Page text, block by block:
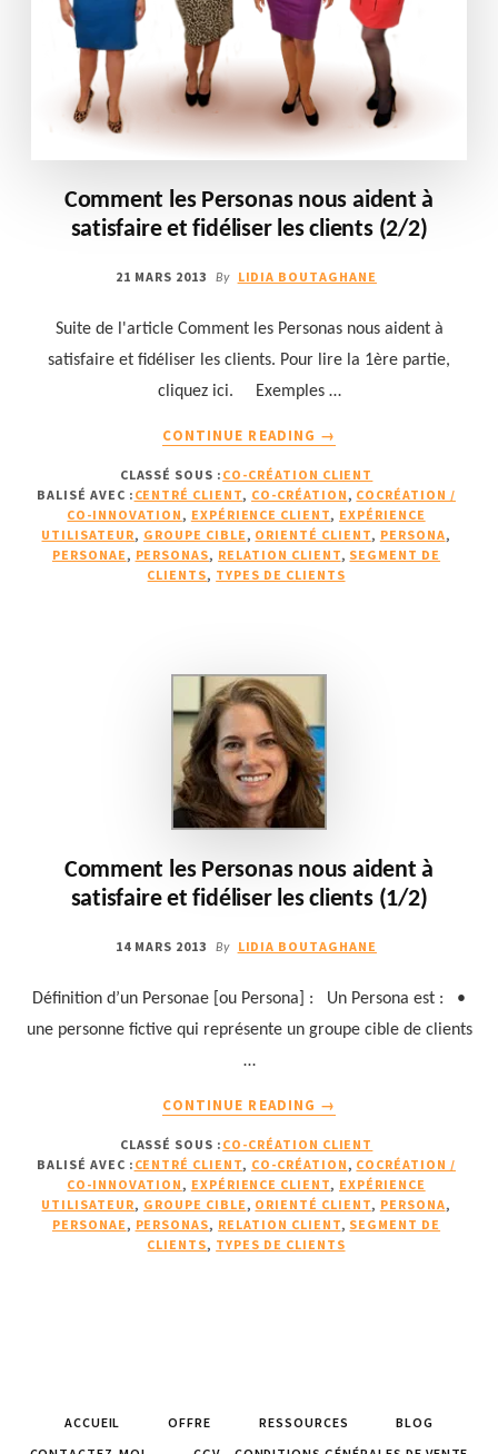
Comment les Personas nous aident à
satisfaire et fidéliser les clients (2/2)
21 MARS 2013 By LIDIA BOUTAGHANE
Suite de l'article Comment les Personas nous aident à
satisfaire et fidéliser les clients. Pour lire la 1ère partie,
cliquez ici. Exemples …
CONTINUE READING
LES
PERSONAS
NOUS
AIDENT
À
LES
(2/2)
→
CLASSÉ SOUS : CO-CRÉATION CLIENT
BALISÉ AVEC : CENTRÉ CLIENT, CO-CRÉATION , COCRÉATION /
CO-INNOVATION , EXPÉRIENCE CLIENT, EXPÉRIENCE
UTILISATEUR, GROUPE CIBLE , ORIENTÉ CLIENT, PERSONA,
PERSONAE , PERSONAS, RELATION CLIENT, SEGMENT DE
CLIENTS, TYPES DE CLIENTS
Comment les Personas nous aident à
satisfaire et fidéliser les clients (1/2)
14 MARS 2013 By LIDIA BOUTAGHANE
Définition d’un Personae [ou Persona] : Un Persona est : •
une personne fictive qui représente un groupe cible de clients
…
CONTINUE READING
LES
PERSONAS
NOUS
AIDENT
À
→
CLASSÉ SOUS : CO-CRÉATION CLIENT
BALISÉ AVEC : CENTRÉ CLIENT, CO-CRÉATION , COCRÉATION /
CO-INNOVATION , EXPÉRIENCE CLIENT, EXPÉRIENCE
UTILISATEUR, GROUPE CIBLE , ORIENTÉ CLIENT, PERSONA,
PERSONAE , PERSONAS, RELATION CLIENT, SEGMENT DE
CLIENTS, TYPES DE CLIENTS
ACCUEIL OFFRE RESSOURCES
BLOG